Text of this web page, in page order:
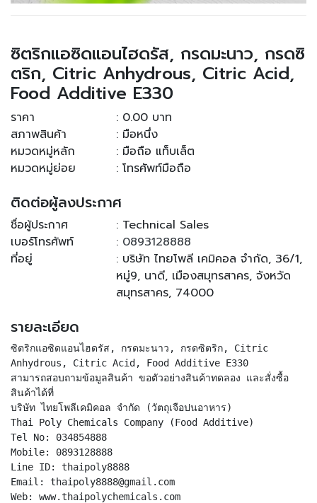
ซิตริกแอซิดแอนไฮดรัส, กรดมะนาว, กรดซิ
ตริก, Citric Anhydrous, Citric Acid,
Food Additive E330
ราคา
: 0.00 บาท
สภาพสินค้า
: มือหนึ่ง
หมวดหมู่หลัก
: มือถือ แท็บเล็ต
หมวดหมู่ย่อย
: โทรศัพท์มือถือ
ติดต่อผู้ลงประกาศ
ชื่อผู้ประกาศ
: Technical Sales
เบอร์โทรศัพท์
: 0893128888
ที่อยู่
: บริษัท ไทยโพลี เคมิคอล จำกัด, 36/1,
หมู่9, นาดี, เมืองสมุทรสาคร, จังหวัด
สมุทรสาคร, 74000
รายละเอียด
ซิตริกแอซิดแอนไฮดรัส, กรดมะนาว, กรดซิตริก, Citric
Anhydrous, Citric Acid, Food Additive E330
สามารถสอบถามข้อมูลสินค้า ขอตัวอย่างสินค้าทดลอง และสั่งซื้อ
สินค้าได้ที่
บริษัท ไทยโพลีเคมิคอล จำกัด (วัตถุเจือปนอาหาร)
Thai Poly Chemicals Company (Food Additive)
Tel No: 034854888
Mobile: 0893128888
Line ID: thaipoly8888
Email: thaipoly8888@gmail.com
Web: www.thaipolychemicals.com